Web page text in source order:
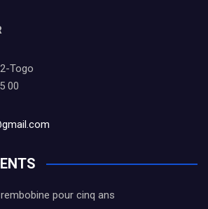
Togo
00
pour cinq ans